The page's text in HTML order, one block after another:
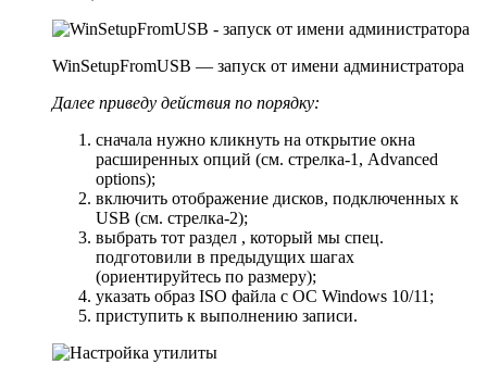
WinSetupFromUSB — запуск от имени администратора
Далее приведу действия по порядку:
сначала нужно кликнуть на открытие окна
расширенных опций (см. стрелка-1, Advanced
options);
включить отображение дисков, подключенных к
USB (см. стрелка-2);
выбрать тот раздел , который мы спец.
подготовили в предыдущих шагах
(ориентируйтесь по размеру);
указать образ ISO файла с ОС Windows 10/11;
приступить к выполнению записи.